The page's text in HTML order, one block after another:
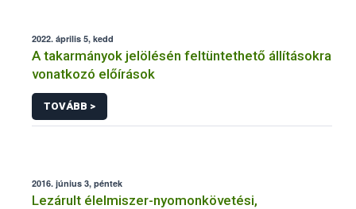
2022. április 5, kedd
A takarmányok jelölésén feltüntethető állításokra
vonatkozó előírások
TOVÁBB >
2016. június 3, péntek
Lezárult élelmiszer-nyomonkövetési,